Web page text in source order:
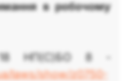
в робочому
18 НП(С)БО 8 -
laws/show/z0750-